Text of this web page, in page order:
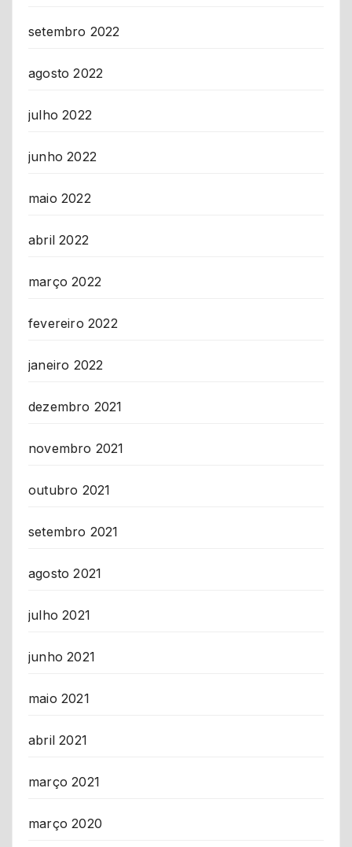
setembro 2022
agosto 2022
julho 2022
junho 2022
maio 2022
abril 2022
março 2022
fevereiro 2022
janeiro 2022
dezembro 2021
novembro 2021
outubro 2021
setembro 2021
agosto 2021
julho 2021
junho 2021
maio 2021
abril 2021
março 2021
março 2020